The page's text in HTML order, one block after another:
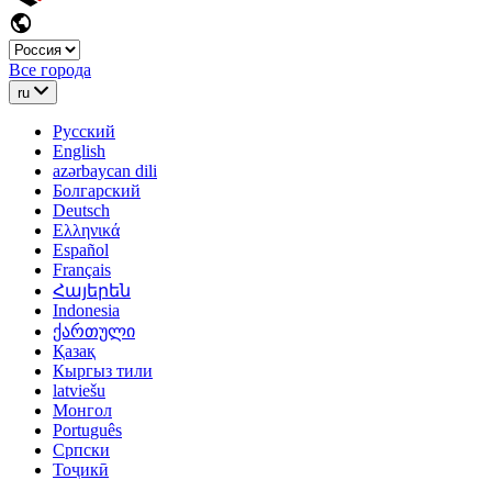
Все города
ru
Русский
English
azərbaycan dili
Болгарский
Deutsch
Ελληνικά
Español
Français
Հայերեն
Indonesia
ქართული
Қазақ
Кыргыз тили
latviešu
Монгол
Português
Српски
Тоҷикӣ